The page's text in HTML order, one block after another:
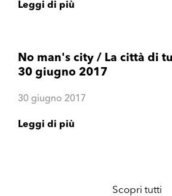
Leggi di più
No man's city / La città di
30 giugno 2017
30 giugno 2017
Leggi di più
Scopri tutti